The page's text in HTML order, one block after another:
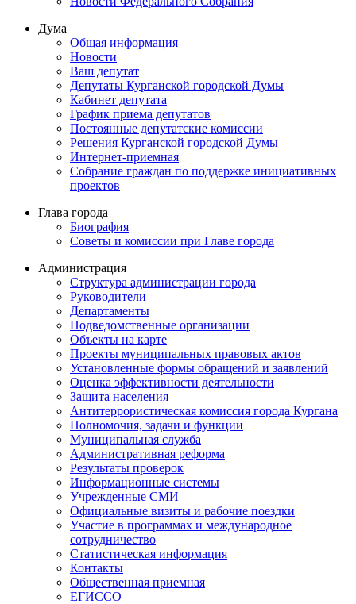
Дума
Общая информация
Новости
Ваш депутат
Депутаты Курганской городской Думы
Кабинет депутата
График приема депутатов
Постоянные депутатские комиссии
Решения Курганской городской Думы
Интернет-приемная
Собрание граждан по поддержке инициативных
проектов
Глава города
Биография
Советы и комиссии при Главе города
Администрация
Структура администрации города
Руководители
Департаменты
Подведомственные организации
Объекты на карте
Проекты муниципальных правовых актов
Установленные формы обращений и заявлений
Оценка эффективности деятельности
Защита населения
Антитеррористическая комиссия города Кургана
Полномочия, задачи и функции
Муниципальная служба
Административная реформа
Результаты проверок
Информационные системы
Учрежденные СМИ
Официальные визиты и рабочие поездки
Участие в программах и международное
сотрудничество
Статистическая информация
Контакты
Общественная приемная
ЕГИССО